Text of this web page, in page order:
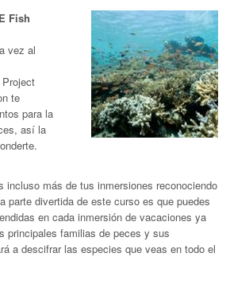
Fish
vez al
te
para la
así la
incluso más de tus inmersiones reconociendo
parte divertida de este curso es que puedes
en cada inmersión de vacaciones ya
principales familias de peces y sus
a descifrar las especies que veas en todo el